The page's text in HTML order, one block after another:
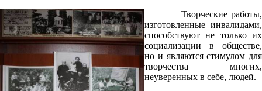
Творческие работы,
изготовленные инвалидами,
способствуют не только их
социализации в обществе,
но и являются стимулом для
творчества многих,
неуверенных в себе, людей.